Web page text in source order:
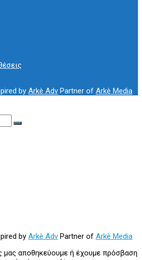
by Arkè Adv Partner of Arkè Media
by Arkè Adv Partner of Arkè Media
μας αποθηκεύουμε ή έχουμε πρόσβαση